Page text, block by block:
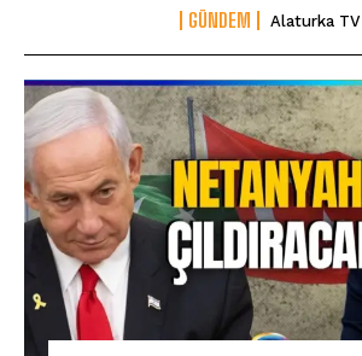
GÜNDEM Alaturka TV